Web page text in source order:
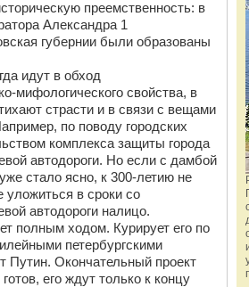
преемственность: в
Александра 1
губернии были образованы
идут в обход
мифологического свойства, в
страсти и в связи с вещами
по поводу городских
комплекса защиты города
автодороги. Но если с дамбой
стало ясно, к 300-летию не
уложиться в сроки со
автодороги налицо.
полным ходом. Курирует его по
петербургскими
Путин. Окончательный проект
его ждут только к концу